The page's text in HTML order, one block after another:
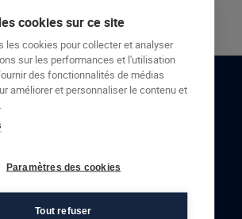
EN CONTACT
cookies sur ce site
les cookies pour collecter et analyser
sur les performances et l'utilisation
des fonctionnalités de médias
améliorer et personnaliser le contenu et
Paramètres des cookies
Tout refuser